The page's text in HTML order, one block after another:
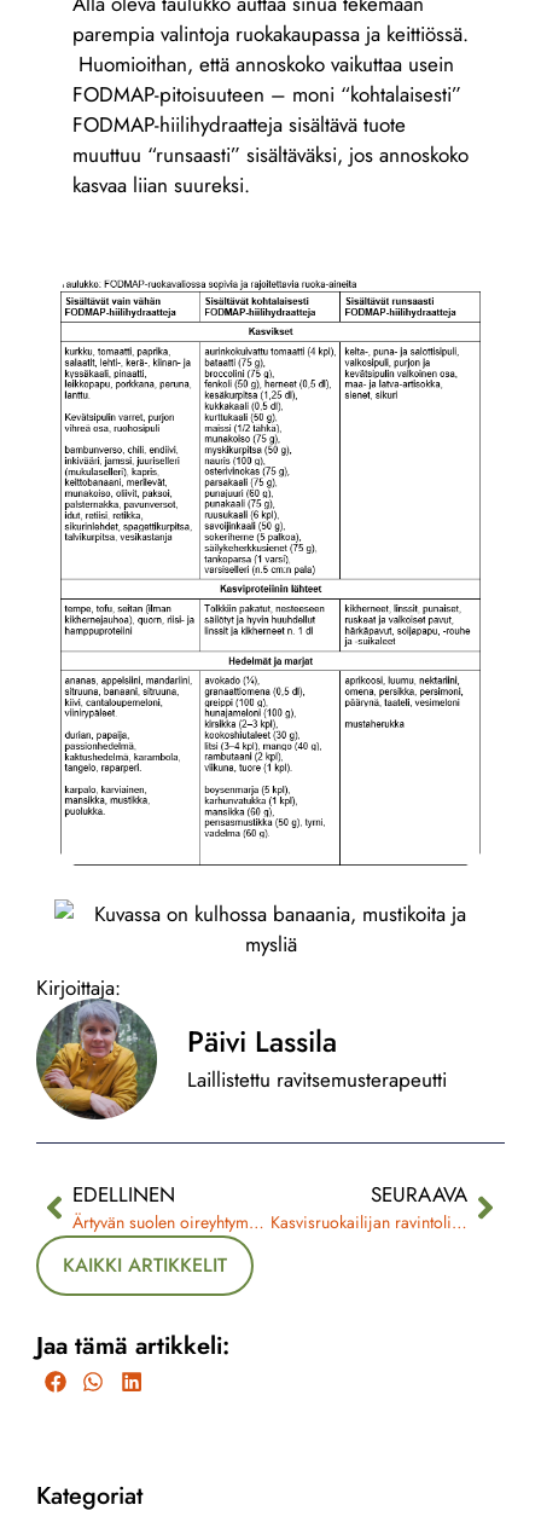
parempia valintoja ruokakaupassa ja keittiössä.
Huomioithan, että annoskoko vaikuttaa usein
FODMAP-pitoisuuteen – moni “kohtalaisesti”
FODMAP-hiilihydraatteja sisältävä tuote
muuttuu “runsaasti” sisältäväksi, jos annoskoko
kasvaa liian suureksi.
Kirjoittaja:
Päivi Lassila
Laillistettu ravitsemusterapeutti
EDELLINEN
Ärtyvän suolen oireyhtymä: Tunnista oireet ja rauhoita vatsasi elintavoilla
SEURAAVA
Kasvisruokailijan ravintolisät – näin turvaat tärkeiden ravintoaineiden saannin
KAIKKI ARTIKKELIT
Jaa tämä artikkeli:
Kategoriat